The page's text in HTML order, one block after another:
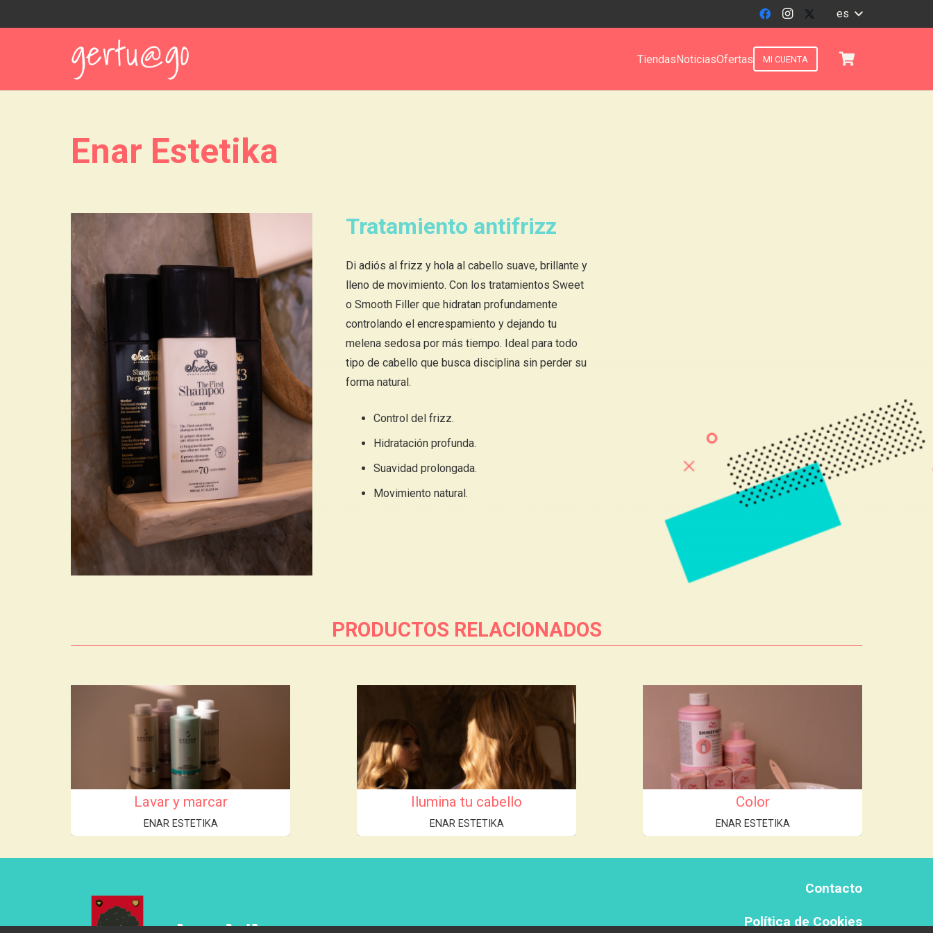
es
TiendasNoticiasOfertas MI CUENTA
Enar Estetika
Tratamiento antifrizz
Di adiós al frizz y hola al cabello suave, brillante y
lleno de movimiento. Con los tratamientos Sweet
o Smooth Filler que hidratan profundamente
controlando el encrespamiento y dejando tu
melena sedosa por más tiempo. Ideal para todo
tipo de cabello que busca disciplina sin perder su
forma natural.
Control del frizz.
Hidratación profunda.
Suavidad prolongada.
Movimiento natural.
PRODUCTOS RELACIONADOS
Lavar y marcar
ENAR ESTETIKA
Ilumina tu cabello
ENAR ESTETIKA
Color
ENAR ESTETIKA
Contacto
Política de Cookies